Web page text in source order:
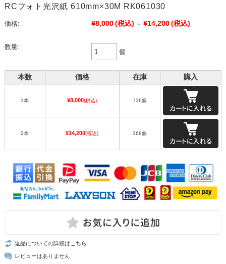
RCフォト光沢紙 610mm×30M RK061030
価格: ¥8,000(税込) ～ ¥14,200(税込)
数量:
個
本数 価格 在庫 購入
1本 ¥8,000(税込) 736個
2本 ¥14,200(税込) 368個
返品についての詳細はこちら
レビューはありません